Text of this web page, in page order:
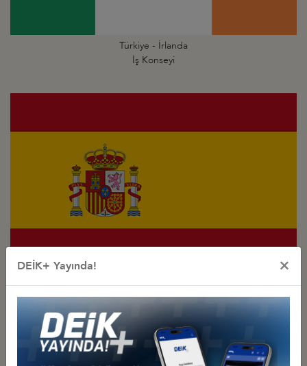
Türkiye - İrlanda
İş Konseyi
İş Konseyi
DEİK+ Yayında! ×